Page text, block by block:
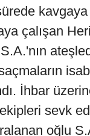
çalışan
İhbar
sevk
oğlu